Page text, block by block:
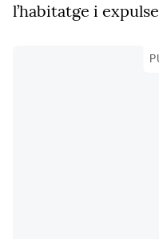
l’habitatge i